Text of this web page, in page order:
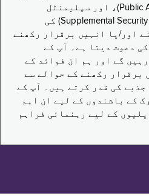
عوامی معاونت (Public Assistance, PA)، اور سپلیمنٹل
سیکیورٹی انکم (Supplemental Security Income, SSI) کی
اور/یا انہیں برقرار رکھنے
دعوت دیتا ہے۔ آپ کے
گے اور ہم ان فوائد کے
برقرار رکھنے کے حوالے سے
کی قدر کرتے ہیں۔ آپ کے
کے باشندوں کے لیے ان اہم
کے لیے رہنمائی فراہم